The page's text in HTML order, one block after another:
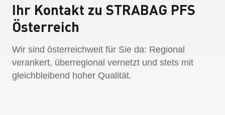
Ihr Kontakt zu STRABAG PFS
Österreich
Wir sind österreichweit für Sie da: Regional
verankert, überregional vernetzt und stets mit
gleichbleibend hoher Qualität.